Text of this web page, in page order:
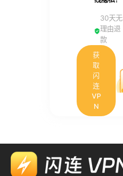
30天无
理由退
款
获
取
闪
连
VP
N